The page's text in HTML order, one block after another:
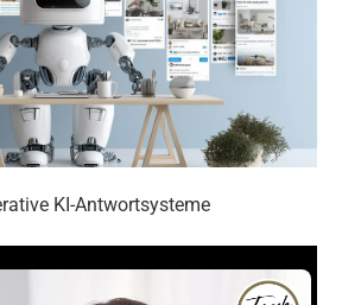
technische SEO Checks
liefern.
SEO Texte für Longtail Keywords:
Suchanfragen und
in Deine Inhalte.
Ladezeiten Deiner Website:KI-
helfen Dir, technische
der Nutzerfragen beantwortet:
Inhalte danach, wie gut sie
erfüllen.
KI-Antwortsysteme